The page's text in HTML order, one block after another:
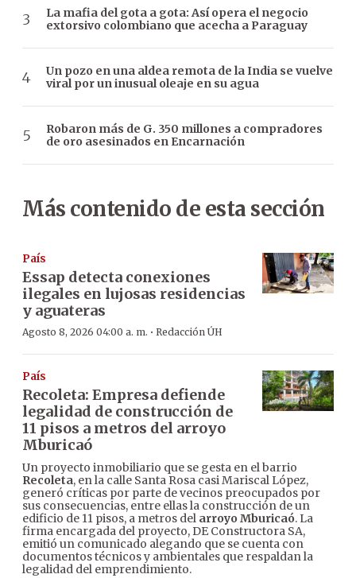
La mafia del gota a gota: Así opera el negocio
extorsivo colombiano que acecha a Paraguay
Un pozo en una aldea remota de la India se vuelve
viral por un inusual oleaje en su agua
Robaron más de G. 350 millones a compradores
de oro asesinados en Encarnación
Más contenido de esta sección
País
Essap detecta conexiones
ilegales en lujosas residencias
y aguateras
Agosto 8, 2026 04:00 a. m. · Redacción ÚH
País
Recoleta: Empresa defiende
legalidad de construcción de
11 pisos a metros del arroyo
Mburicaó
Un proyecto inmobiliario que se gesta en el barrio
Recoleta, en la calle Santa Rosa casi Mariscal López,
generó críticas por parte de vecinos preocupados por
sus consecuencias, entre ellas la construcción de un
edificio de 11 pisos, a metros del arroyo Mburicaó. La
firma encargada del proyecto, DE Constructora SA,
emitió un comunicado alegando que se cuenta con
documentos técnicos y ambientales que respaldan la
legalidad del emprendimiento.